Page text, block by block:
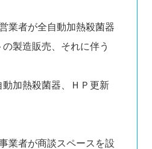
業者が全自動加熱殺菌器
製造販売、それに伴う
加熱殺菌器、ＨＰ更新
業者が商談スペースを設